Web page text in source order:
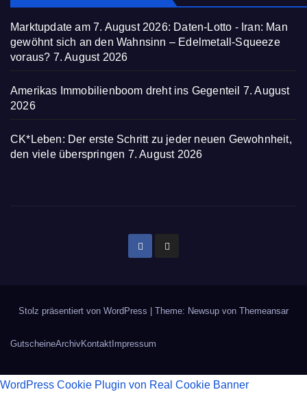
Marktupdate am 7. August 2026: Daten-Lotto - Iran: Man
gewöhnt sich an den Wahnsinn – Edelmetall-Squeeze
voraus? 7. August 2026
Amerikas Immobilienboom dreht ins Gegenteil 7. August
2026
CK*Leben: Der erste Schritt zu jeder neuen Gewohnheit,
den viele überspringen 7. August 2026
Stolz präsentiert von WordPress | Theme: Newsup von Themeansar
GutscheineArchivKontakt Impressum
WordPress Cookie Plugin von Real Cookie Banner